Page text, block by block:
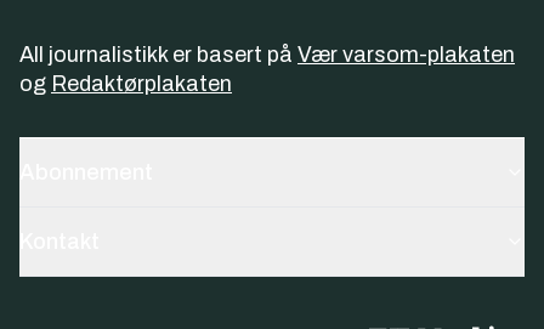
All journalistikk er basert på Vær varsom-plakaten
og Redaktørplakaten